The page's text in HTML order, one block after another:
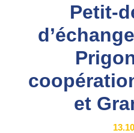
Petit-
et